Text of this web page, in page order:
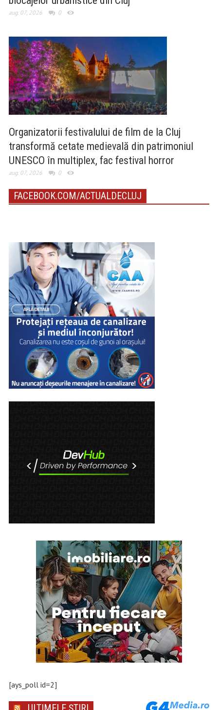
aug. 07, 2026 0
Organizatorii festivalului de film de la Cluj
transformă cetate medievală din patrimoniul
UNESCO în multiplex, fac festival horror
aug. 07, 2026 0
FACEBOOK.COM/ACTUALDECLUJ
[ays_poll id=2]